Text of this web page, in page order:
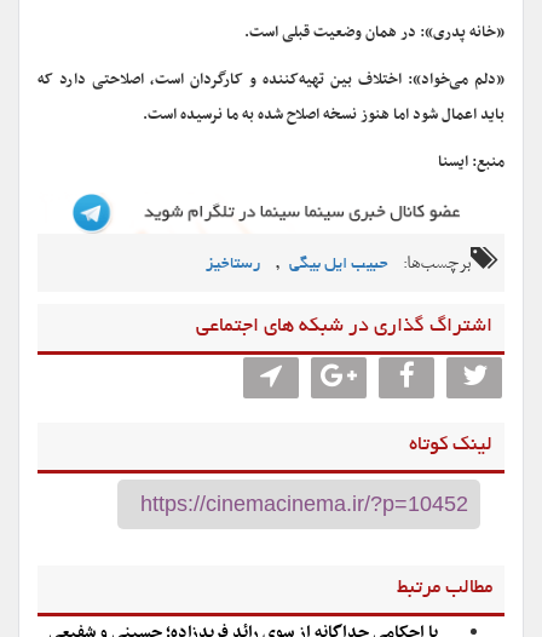
«خانه پدری»: در همان وضعیت قبلی است.
«دلم می‌خواد»: اختلاف بین تهیه‌کننده و کارگردان است، اصلاحتی دارد که
باید اعمال شود اما هنوز نسخه اصلاح شده به ما نرسیده است.
منبع: ایسنا
برچسب‌ها: حبیب ایل بیگی , رستاخیز
اشتراگ گذاری در شبکه های اجتماعی
لینک کوتاه
مطالب مرتبط